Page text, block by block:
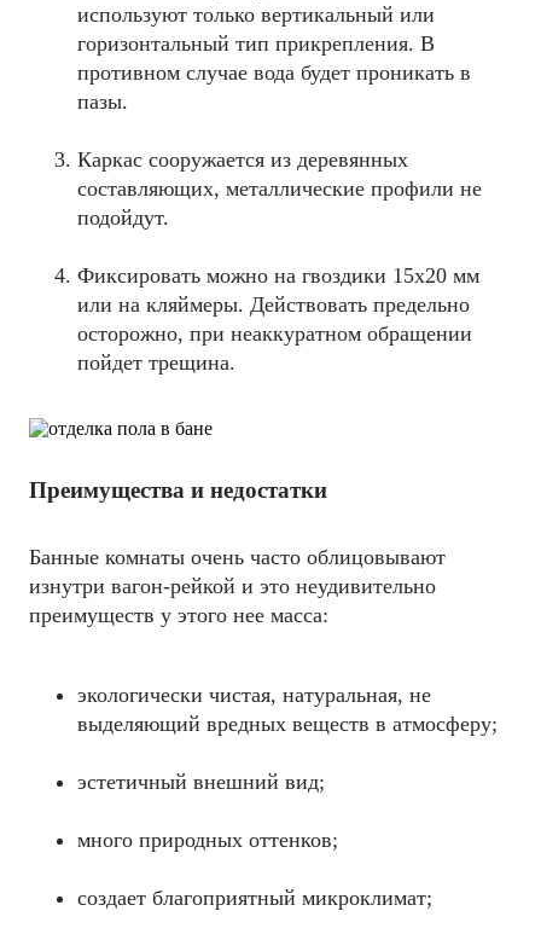
используют только вертикальный или
горизонтальный тип прикрепления. В
противном случае вода будет проникать в
пазы.
Каркас сооружается из деревянных
составляющих, металлические профили не
подойдут.
Фиксировать можно на гвоздики 15х20 мм
или на кляймеры. Действовать предельно
осторожно, при неаккуратном обращении
пойдет трещина.
Преимущества и недостатки
Банные комнаты очень часто облицовывают
изнутри вагон-рейкой и это неудивительно
преимуществ у этого нее масса:
экологически чистая, натуральная, не
выделяющий вредных веществ в атмосферу;
эстетичный внешний вид;
много природных оттенков;
создает благоприятный микроклимат;